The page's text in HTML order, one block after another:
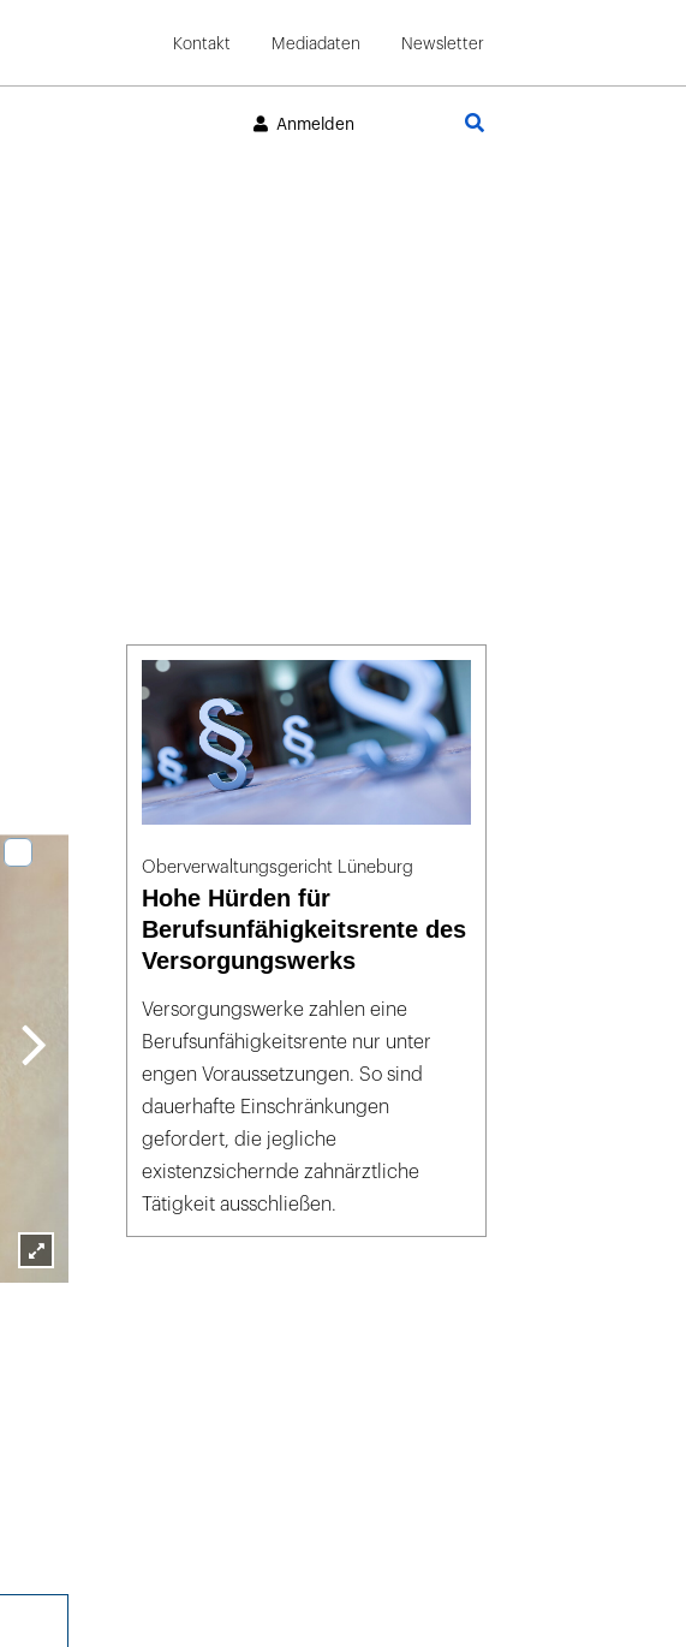
Kontakt Mediadaten Newsletter
Anmelden
Lightbox
Oberverwaltungsgericht Lüneburg
Hohe Hürden für
Berufsunfähigkeitsrente des
Versorgungswerks
Versorgungswerke zahlen eine
Berufsunfähigkeitsrente nur unter
engen Voraussetzungen. So sind
dauerhafte Einschränkungen
gefordert, die jegliche
existenzsichernde zahnärztliche
Tätigkeit ausschließen.